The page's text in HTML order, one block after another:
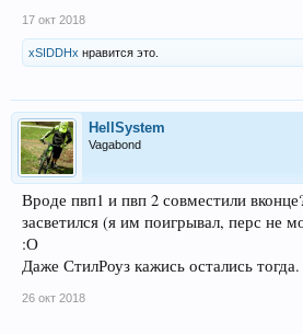
17 окт 2018
xSIDDHx нравится это.
HellSystem
Vagabond
Вроде пвп1 и пвп 2 совместили
засветился (я им поигрывал, перс не
:О
Даже СтилРоуз кажись остались
26 окт 2018